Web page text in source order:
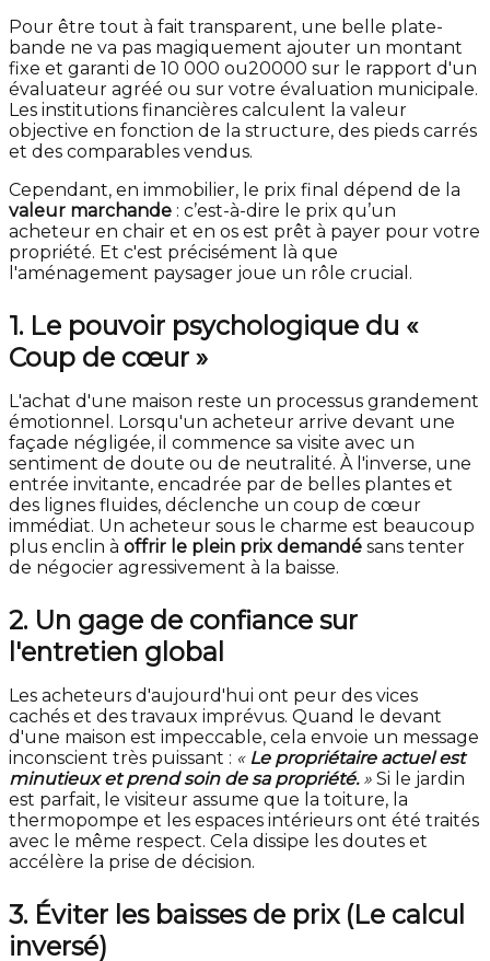
Pour être tout à fait transparent, une belle plate-
bande ne va pas magiquement ajouter un montant
fixe et garanti de 10 000 ou20000 sur le rapport d'un
évaluateur agréé ou sur votre évaluation municipale.
Les institutions financières calculent la valeur
objective en fonction de la structure, des pieds carrés
et des comparables vendus.
Cependant, en immobilier, le prix final dépend de la
valeur marchande : c’est-à-dire le prix qu’un
acheteur en chair et en os est prêt à payer pour votre
propriété. Et c'est précisément là que
l'aménagement paysager joue un rôle crucial.
1. Le pouvoir psychologique du «
Coup de cœur »
L'achat d'une maison reste un processus grandement
émotionnel. Lorsqu'un acheteur arrive devant une
façade négligée, il commence sa visite avec un
sentiment de doute ou de neutralité. À l'inverse, une
entrée invitante, encadrée par de belles plantes et
des lignes fluides, déclenche un coup de cœur
immédiat. Un acheteur sous le charme est beaucoup
plus enclin à offrir le plein prix demandé sans tenter
de négocier agressivement à la baisse.
2. Un gage de confiance sur
l'entretien global
Les acheteurs d'aujourd'hui ont peur des vices
cachés et des travaux imprévus. Quand le devant
d'une maison est impeccable, cela envoie un message
inconscient très puissant : « Le propriétaire actuel est
minutieux et prend soin de sa propriété.» Si le jardin
est parfait, le visiteur assume que la toiture, la
thermopompe et les espaces intérieurs ont été traités
avec le même respect. Cela dissipe les doutes et
accélère la prise de décision.
3. Éviter les baisses de prix (Le calcul
inversé)